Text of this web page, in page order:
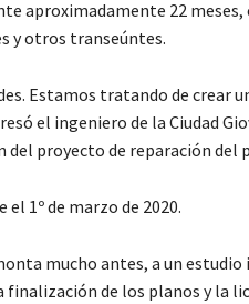
aproximadamente 22
y otros transeúntes.
Estamos tratando de crear
el ingeniero de la Ciudad
proyecto de reparación del
1º de marzo de 2020.
mucho antes, a un estudio
finalización de los planos y la